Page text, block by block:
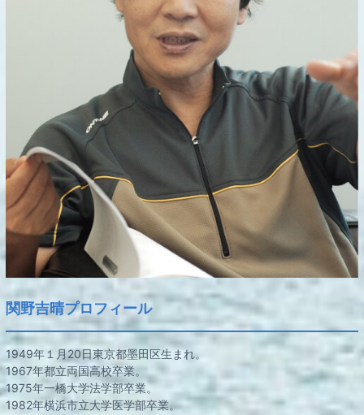
関野吉晴プロフィール
1949年１月20日東京都墨田区生まれ。
1967年都立両国高校卒業。
1975年一橋大学法学部卒業。
1982年横浜市立大学医学部卒業。